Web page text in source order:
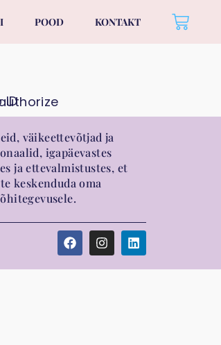
POOD KONTAKT
väikeettevõtjad ja
igapäevastes
ja ettevalmistustes, et
keskenduda oma